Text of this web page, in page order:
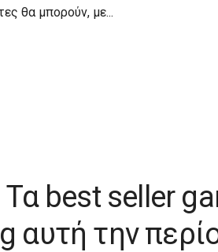
θα μπορούν, με...
Τα best seller
αυτή την